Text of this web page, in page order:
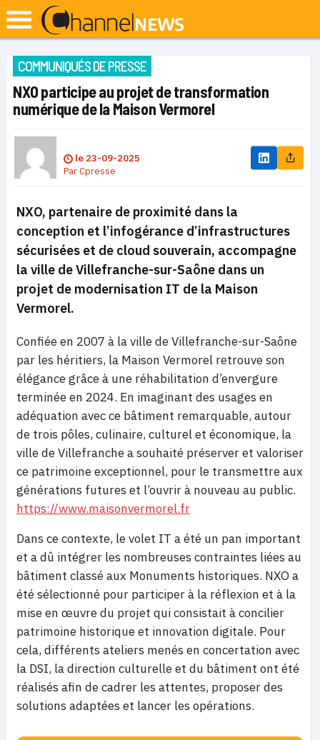
COMMUNIQUÉS DE PRESSE
NXO participe au projet de transformation
numérique de la Maison Vermorel
le 23-09-2025
ParCpresse
NXO, partenaire de proximité dans la
conception et l’infogérance d’infrastructures
sécurisées et de cloud souverain, accompagne
la ville de Villefranche-sur-Saône dans un
projet de modernisation IT de la Maison
Vermorel.
Confiée en 2007 à la ville de Villefranche-sur-Saône
par les héritiers, la Maison Vermorel retrouve son
élégance grâce à une réhabilitation d’envergure
terminée en 2024. En imaginant des usages en
adéquation avec ce bâtiment remarquable, autour
de trois pôles, culinaire, culturel et économique, la
ville de Villefranche a souhaité préserver et valoriser
ce patrimoine exceptionnel, pour le transmettre aux
générations futures et l’ouvrir à nouveau au public.
https://www.maisonvermorel.fr
Dans ce contexte, le volet IT a été un pan important
et a dû intégrer les nombreuses contraintes liées au
bâtiment classé aux Monuments historiques. NXO a
été sélectionné pour participer à la réflexion et à la
mise en œuvre du projet qui consistait à concilier
patrimoine historique et innovation digitale. Pour
cela, différents ateliers menés en concertation avec
la DSI, la direction culturelle et du bâtiment ont été
réalisés afin de cadrer les attentes, proposer des
solutions adaptées et lancer les opérations.